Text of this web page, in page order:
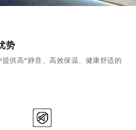
势
供高*静音、高效保温、健康舒适的